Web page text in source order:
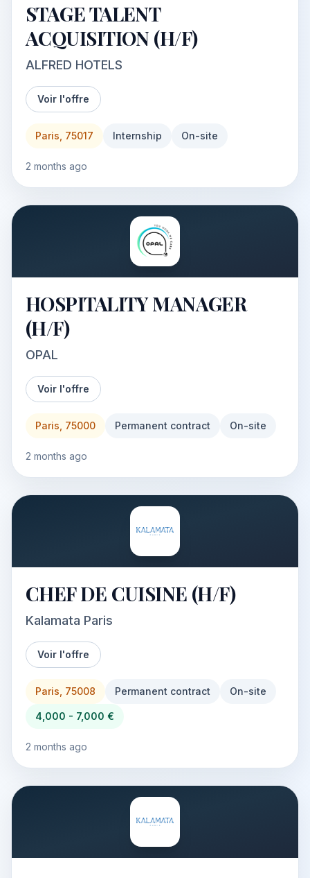
STAGE TALENT
ACQUISITION (H/F)
ALFRED HOTELS
Voir l'offre
Paris, 75017 Internship On-site
2 months ago
HOSPITALITY MANAGER
(H/F)
OPAL
Voir l'offre
Paris, 75000 Permanent contract On-site
2 months ago
CHEF DE CUISINE (H/F)
Kalamata Paris
Voir l'offre
Paris, 75008 Permanent contract On-site
4,000 - 7,000 €
2 months ago